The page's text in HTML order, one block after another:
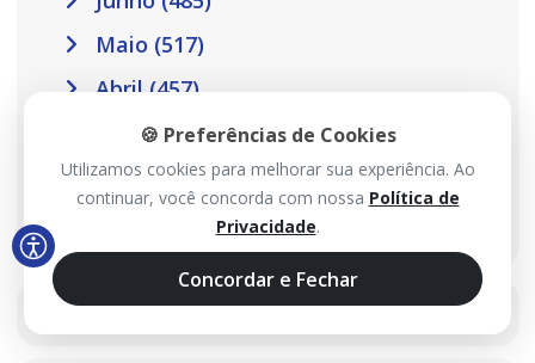
Maio (517)
Abril (457)
Março (410)
Fevereiro (301)
Janeiro (302)
2025
🍪 Preferências de Cookies
Utilizamos cookies para melhorar sua experiência. Ao
continuar, você concorda com nossa Política de
Privacidade.
Concordar e Fechar